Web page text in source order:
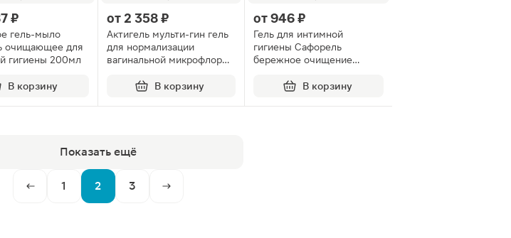
₽
гель-мыло
очищающее для
гигиены 200мл
В корзину
от 2 358 ₽
Актигель мульти-гин гель
для нормализации
вагинальной микрофлоры
В корзину
от946 ₽
Гель для интимной
гигиены Сафорель
бережное очищение
В корзину
Показать ещё
1 2 3